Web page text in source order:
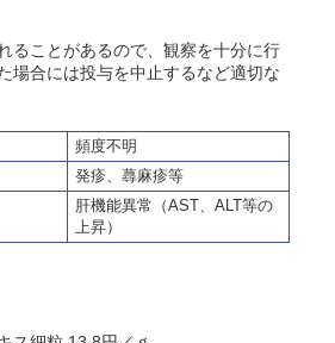
ることがあるので、観察を十分に行
場合には投与を中止するなど適切な
頻度不明
発疹、蕁麻疹等
肝機能異常（AST、ALT等の
上昇）